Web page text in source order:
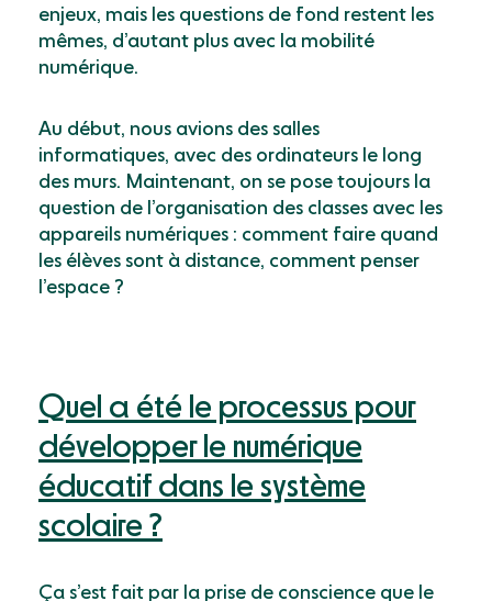
enjeux, mais les questions de fond restent les
mêmes, d’autant plus avec la mobilité
numérique.
Au début, nous avions des salles
informatiques, avec des ordinateurs le long
des murs. Maintenant, on se pose toujours la
question de l’organisation des classes avec les
appareils numériques : comment faire quand
les élèves sont à distance, comment penser
l’espace ?
Quel a été le processus pour
développer le numérique
éducatif dans le système
scolaire ?
Ça s’est fait par la prise de conscience que le